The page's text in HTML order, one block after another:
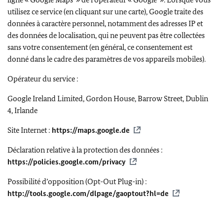
utilisez ce service (en cliquant sur une carte),Googletraite des
données à caractère personnel, notamment des adresses IP et
des données de localisation, qui ne peuvent pas être collectées
sans votre consentement (en général, ce consentement est
donné dans le cadre des paramètres de vos appareils mobiles).
Opérateur du service :
Google Ireland Limited, Gordon House, Barrow Street, Dublin
4, Irlande
Site Internet : https://maps.google.de
Déclaration relative à la protection des données :
https://policies.google.com/privacy
Possibilité d’opposition (Opt-Out Plug-in) :
http://tools.google.com/dlpage/gaoptout?hl=de